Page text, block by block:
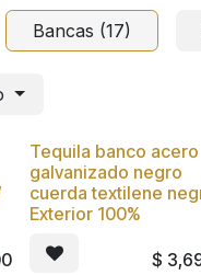
Bancas (17)
Nuevo
Tequila banco acero
galvanizado negro
cuerda textilene
Exterior 100%
$